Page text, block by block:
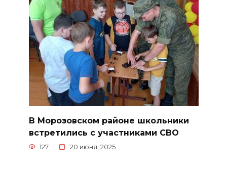
В Морозовском районе школьники
встретились с участниками СВО
127 20 июня, 2025